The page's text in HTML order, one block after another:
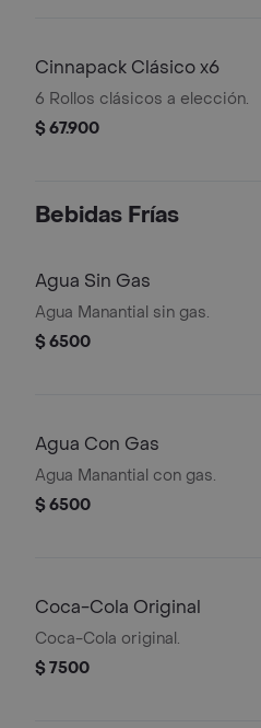
Cinnapack Clásico x6
6 Rollos clásicos a elección.
$ 67.900
Bebidas Frías
Agua Sin Gas
Agua Manantial sin gas.
$ 6500
Agua Con Gas
Agua Manantial con gas.
$ 6500
Coca-Cola Original
Coca-Cola original.
$ 7500